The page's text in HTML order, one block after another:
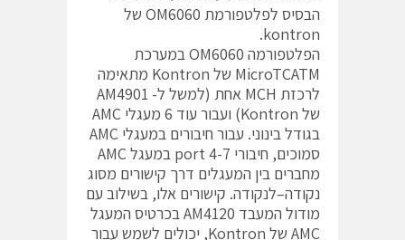
הבסיס לפלטפורמת OM6060 של
kontron.
הפלטפורמה OM6060 במערכת
MicroTCATM של Kontron מתאימה
לרכזת MCH אחת (למשל ל- AM4901
של Kontron) ועבור עוד 6 מעגלי AMC
בגודל בינוני. עבור חיבורים במעגלי AMC
סמוכים, חיבורי port 4-7 במעגל AMC
מחברים בין המעגלים דרך קישורים מסוג
נקודה–לנקודה. קישורים אלו, בשילוב עם
מודול המעבד AM4120 בכרטיס המעגל
AMC של Kontron, יכולים לשמש עבור